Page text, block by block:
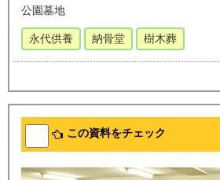
公園墓地
永代供養 納骨堂 樹木葬
この資料をチェック